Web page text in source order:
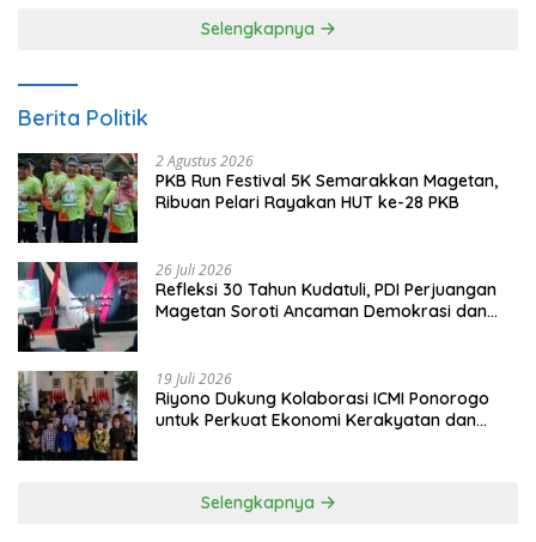
Selengkapnya
Berita Politik
2 Agustus 2026
PKB Run Festival 5K Semarakkan Magetan,
Ribuan Pelari Rayakan HUT ke-28 PKB
26 Juli 2026
Refleksi 30 Tahun Kudatuli, PDI Perjuangan
Magetan Soroti Ancaman Demokrasi dan
19 Juli 2026
Riyono Dukung Kolaborasi ICMI Ponorogo
untuk Perkuat Ekonomi Kerakyatan dan
Selengkapnya